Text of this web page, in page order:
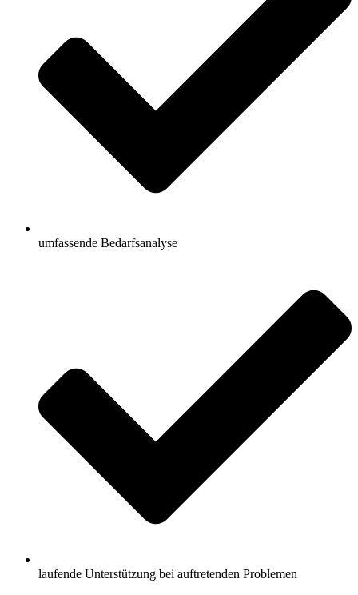
umfassende Bedarfsanalyse
laufende Unterstützung bei auftretenden Problemen